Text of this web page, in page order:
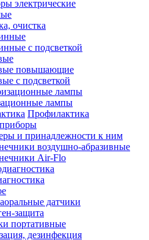
электрические
очистка
с подсветкой
повышающие
с подсветкой
лампы
Профилактика
и принадлежности к ним
воздушно-абразивные
Air-Flo
датчики
защита
портативные